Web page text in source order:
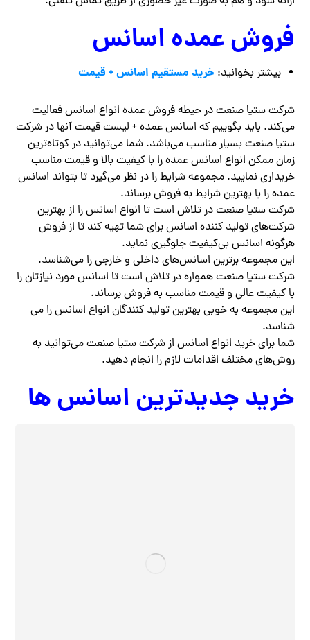
فروش عمده اسانس
بیشتر بخوانید: خرید مستقیم اسانس + قیمت
شرکت ستیا صنعت در حیطه فروش عمده انواع اسانس فعالیت
می‌کند. باید بگوییم که اسانس عمده + لیست قیمت آنها در شرکت
ستیا صنعت بسیار مناسب می‌باشد. شما می‌توانید در کوتاه‌ترین
زمان ممکن انواع اسانس عمده را با کیفیت بالا و قیمت مناسب
خریداری نمایید. مجموعه شرایط را در نظر می‌گیرد تا بتواند اسانس
عمده را با بهترین شرایط به فروش برساند.
شرکت ستیا صنعت در تلاش است تا انواع اسانس را از بهترین
شرکت‌های تولید کننده اسانس برای شما تهیه کند تا از فروش
هرگونه اسانس بی‌کیفیت جلوگیری نماید.
این مجموعه برترین اسانس‌های داخلی و خارجی را می‌شناسد.
شرکت ستیا صنعت همواره در تلاش است تا اسانس مورد نیازتان را
با کیفیت عالی و قیمت مناسب به فروش برساند.
این مجموعه به خوبی بهترین تولید کنندگان انواع اسانس را می
شناسد.
شما برای خرید انواع اسانس از شرکت ستیا صنعت می‌توانید به
روش‌های مختلف اقدامات لازم را انجام دهید.
خرید جدیدترین اسانس‌ ها